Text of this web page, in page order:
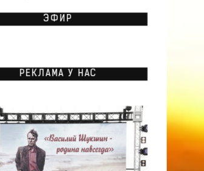
ЭФИР
РЕКЛАМА У НАС